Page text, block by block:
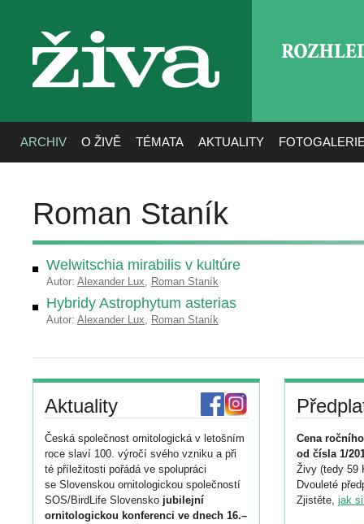
živa
ARCHIV O ŽIVĚ TÉMATA AKTUALITY
Roman Staník
Welwitschia mirabilis v kultúre
Autor: Alexander Lux, Roman Staník
Hybridy Astrophytum asterias
Autor: Alexander Lux, Roman Staník
Aktuality
Česká společnost ornitologická v letošním
roce slaví 100. výročí svého vzniku a při
té příležitosti pořádá ve spolupráci
se Slovenskou ornitologickou společností
SOS/BirdLife Slovensko jubilejní
ornitologickou konferenci ve dnech 16.–
Cena
od čísla 1/
Živy (tedy 59
Dvouleté
Zjistěte, jak